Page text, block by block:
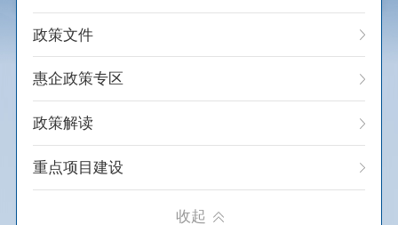
政策文件
惠企政策专区
政策解读
重点项目建设
收起
领导简介